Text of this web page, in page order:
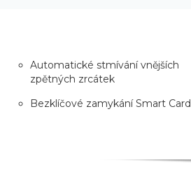
Automatické stmívání vnějších
zpětných zrcátek
Bezklíčové zamykání Smart Card